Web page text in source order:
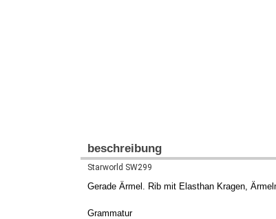
beschreibung
Starworld SW299
Gerade Ärmel. Rib mit Elasthan Kragen,
Grammatur